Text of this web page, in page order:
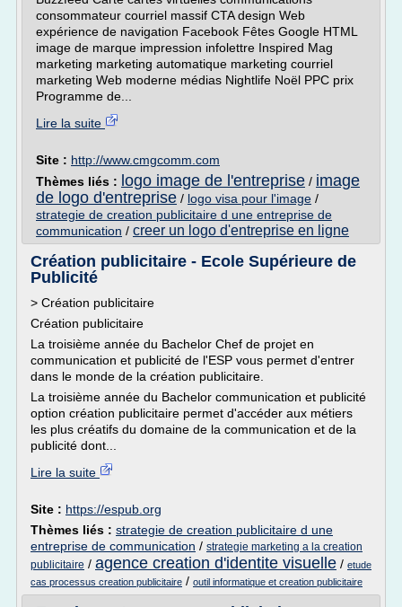
consommateur courriel massif CTA design Web
expérience de navigation Facebook Fêtes Google HTML
image de marque impression infolettre Inspired Mag
marketing marketing automatique marketing courriel
marketing Web moderne médias Nightlife Noël PPC prix
Programme de...
Lire la suite
Site : http://www.cmgcomm.com
Thèmes liés : logo image de l'entreprise / image
de logo d'entreprise / logo visa pour l'image /
strategie de creation publicitaire d une entreprise de
communication / creer un logo d'entreprise en ligne
Création publicitaire - Ecole Supérieure de
Publicité
> Création publicitaire
Création publicitaire
La troisième année du Bachelor Chef de projet en
communication et publicité de l'ESP vous permet d'entrer
dans le monde de la création publicitaire.
La troisième année du Bachelor communication et publicité
option création publicitaire permet d'accéder aux métiers
les plus créatifs du domaine de la communication et de la
publicité dont...
Lire la suite
Site : https://espub.org
Thèmes liés : strategie de creation publicitaire d une
entreprise de communication / strategie marketing a la creation
publicitaire / agence creation d'identite visuelle / etude
cas processus creation publicitaire / outil informatique et creation publicitaire